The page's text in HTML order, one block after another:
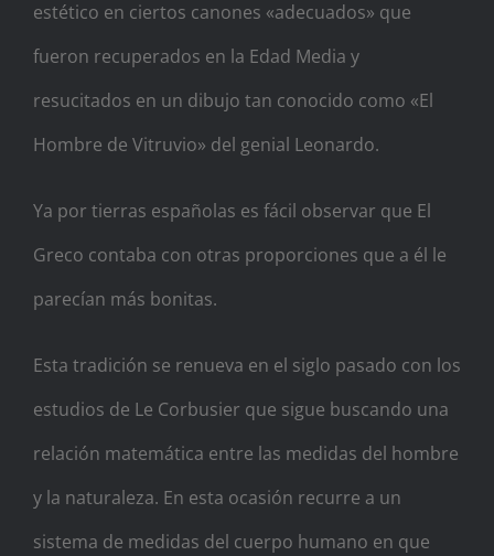
estético en ciertos canones «adecuados» que
fueron recuperados en la Edad Media y
resucitados en un dibujo tan conocido como «El
Hombre de Vitruvio» del genial Leonardo.
Ya por tierras españolas es fácil observar que El
Greco contaba con otras proporciones que a él le
parecían más bonitas.
Esta tradición se renueva en el siglo pasado con los
estudios de Le Corbusier que sigue buscando una
relación matemática entre las medidas del hombre
y la naturaleza. En esta ocasión recurre a un
sistema de medidas del cuerpo humano en que